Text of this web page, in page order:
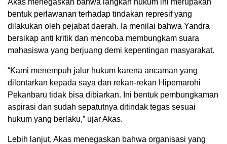
bentuk perlawanan terhadap tindakan represif yang
dilakukan oleh pejabat daerah. Ia menilai bahwa Yandra
bersikap anti kritik dan mencoba membungkam suara
mahasiswa yang berjuang demi kepentingan masyarakat.
“Kami menempuh jalur hukum karena ancaman yang
dilontarkan kepada saya dan rekan-rekan Hipemarohi
Pekanbaru tidak bisa dibiarkan. Ini bentuk pembungkaman
aspirasi dan sudah sepatutnya ditindak tegas sesuai
hukum yang berlaku,” ujar Akas.
Lebih lanjut, Akas menegaskan bahwa organisasi yang